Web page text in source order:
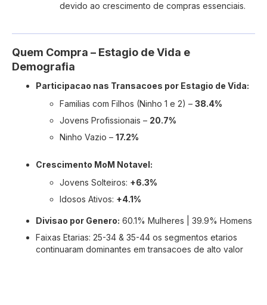
devido ao crescimento de compras essenciais.
Quem Compra – Estagio de Vida e
Demografia
Participacao nas Transacoes por Estagio de Vida:
Familias com Filhos (Ninho 1 e 2) – 38.4%
Jovens Profissionais – 20.7%
Ninho Vazio – 17.2%
Crescimento MoM Notavel:
Jovens Solteiros: +6.3%
Idosos Ativos: +4.1%
Divisao por Genero: 60.1% Mulheres | 39.9% Homens
Faixas Etarias: 25-34 & 35-44 os segmentos etarios
continuaram dominantes em transacoes de alto valor